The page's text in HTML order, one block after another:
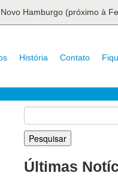
Hamburgo (próximo à
História Contato
por:
Últimas